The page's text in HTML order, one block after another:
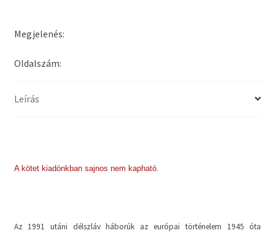
Megjelenés:
Oldalszám:
Leírás
A kötet kiadónkban sajnos nem kapható.
Az 1991 utáni délszláv háborúk az európai történelem 1945 óta